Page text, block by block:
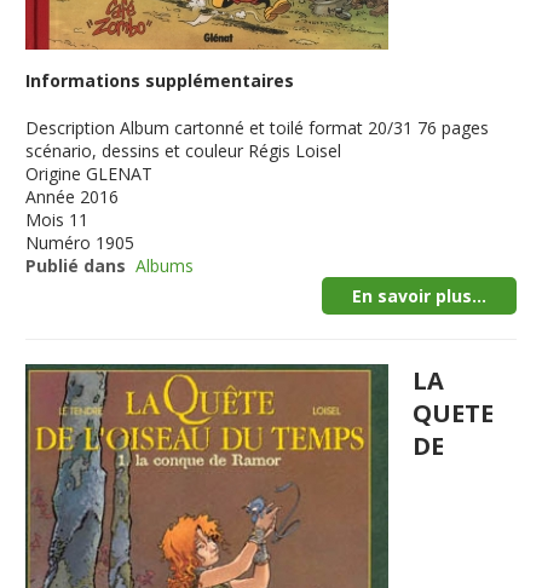
Informations supplémentaires
Description Album cartonné et toilé format 20/31 76 pages
scénario, dessins et couleur Régis Loisel
Origine GLENAT
Année 2016
Mois 11
Numéro 1905
Publié dans Albums
En savoir plus...
LA
QUETE
DE